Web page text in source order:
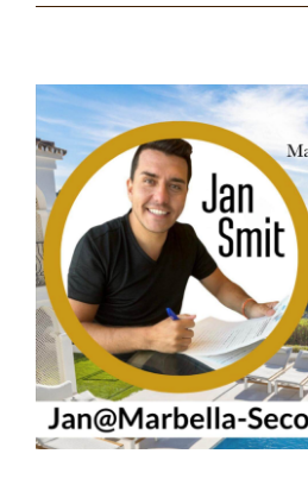
tu
en
Costa
del
Sol.
¿Qué
cambia?